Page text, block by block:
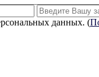
данных. (